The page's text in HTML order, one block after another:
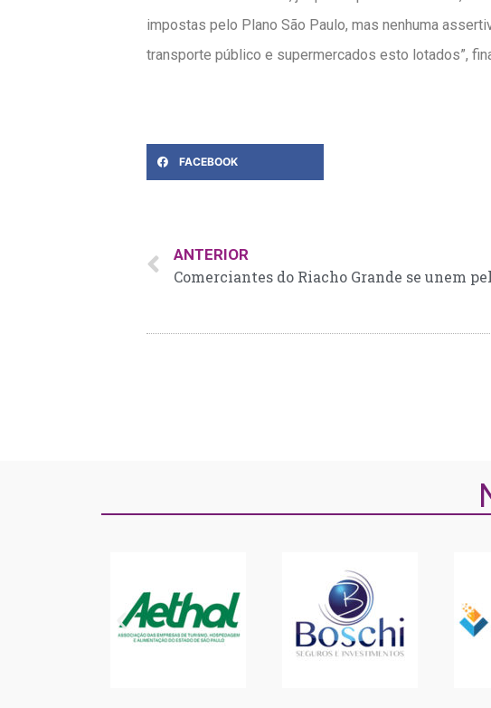
impostas pelo Plano São Paulo, mas nenhuma
transporte público e supermercados esto lotados”,
FACEBOOK
ANTERIOR